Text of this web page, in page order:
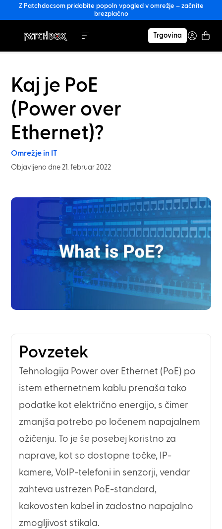
Z Patchdocsom pridobite popoln vpogled v omrežje – začnite
brezplačno
Trgovina
Kaj je PoE
(Power over
Ethernet)?
Omrežje in IT
Objavljeno dne 21. februar 2022
Povzetek
Tehnologija Power over Ethernet (PoE) po
istem ethernetnem kablu prenaša tako
podatke kot električno energijo, s čimer
zmanjša potrebo po ločenem napajalnem
ožičenju. To je še posebej koristno za
naprave, kot so dostopne točke, IP-
kamere, VoIP-telefoni in senzorji, vendar
zahteva ustrezen PoE-standard,
kakovosten kabel in zadostno napajalno
zmogljivost stikala.